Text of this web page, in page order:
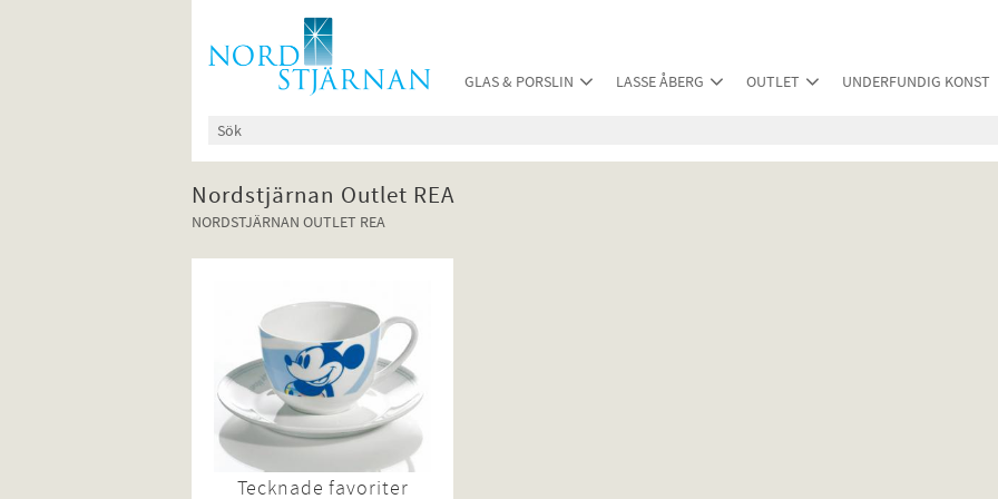
GLAS & PORSLIN LASSE ÅBERG OUTLET UNDERFUNDIG KONST
Nordstjärnan Outlet REA
NORDSTJÄRNAN OUTLET REA
Tecknade favoriter